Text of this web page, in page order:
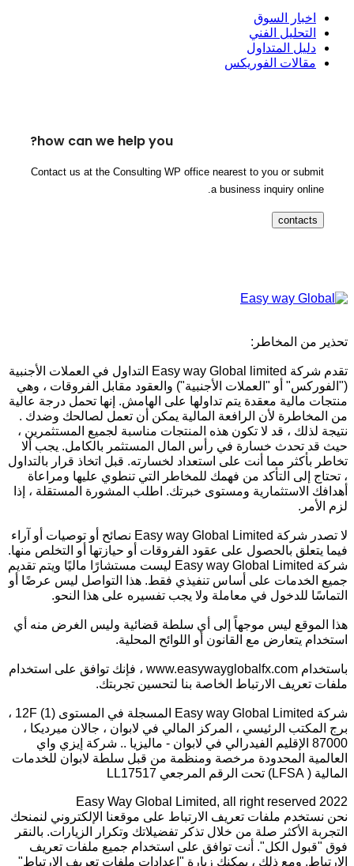
اخبار السوق
التحليل الفني
دليل المتداول
مقالات الفوريكس
how can we help you?
Contact us at the Consulting WP office nearest to you or submit
a business inquiry online.
contacts
تحذير من المخاطر:
تقدم شركة Easy way Global limited التداول في العملات الأجنبية
("الفوركس" أو "العملات الأجنبية") والعقود مقابل الفروقات ، وهي
منتجات مالية معقدة يتم تداولها على الهامش. إنها تحمل درجة عالية
من المخاطرة لأن الرافعة المالية يمكن أن تعمل لصالحك وضدك .
نتيجة لذلك ، قد لا تكون هذه المنتجات مناسبة لجميع المستثمرين ،
حيث قد تحدث خسارة في رأس المال المستثمر بالكامل. يجب ألا
تخاطر بأكثر مما أنت على استعداد لخسارته. قبل اتخاذ قرار بالتداول
، تحتاج إلى التأكد من فهمك للمخاطر التي تنطوي عليها ومراعاة
أهدافك الاستثمارية ومستوى خبرتك. اطلب المشورة المستقلة ، إذا
لزم الأمر.
لا تصدر شركة Easy way Global Limited نصائح أو توصيات أو آراء
فيما يتعلق بالحصول على عقود الفروقات أو حيازتها أو التخلص منها.
شركة Easy way Global Limited ليست مستشارًا ماليًا ويتم تقديم
جميع الخدمات على أساس تنفيذي فقط. هذا التواصل ليس عرضًا أو
التماسًا للدخول في معاملة ولا يجب تفسيره على هذا النحو.
هذا الموقع ليس موجهاً إلى أي سلطة قضائية وليس الغرض منه أي
استخدام يتعارض مع القانون أو اللوائح المحلية.
باستخدام www.easywayglobalfx.com ، فإنك توافق على استخدام
ملفات تعريف الارتباط الخاصة بنا لتحسين تجربتك.
شركة Easy way Global Limited المسجلة في المستوى 12F (1) ،
برج المكتب الرئيسي ، المركز المالي في لابوان ، جالان ميرديكا ،
87000 الإقليم الفيدرالي في لابوان - ماليزيا .. شركة إيزي واي
العالمية المحدودة مرخصة ومنظمة من قبل سلطة لابوان للخدمات
المالية ( LFSA) تحت الرقم المرجعي LL17517
Easy Way Global Limited, all right reserved 2022
نحن نستخدم ملفات تعريف الارتباط على موقعنا الإلكتروني لنمنحك
التجربة الأكثر صلة من خلال تذكر تفضيلاتك وتكرار الزيارات. بالنقر
فوق "قبول الكل". أنت توافق على استخدام جميع ملفات تعريف
الارتباط. ومع ذلك ، يمكنك زيارة "إعدادات ملفات تعريف الارتباط"